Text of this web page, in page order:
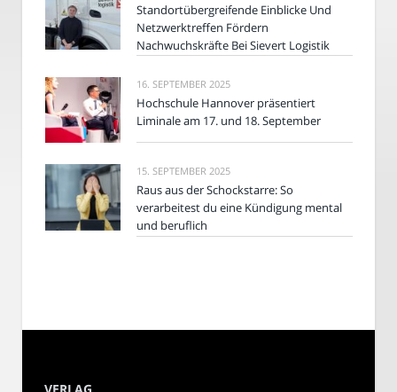
Standortübergreifende Einblicke Und
Netzwerktreffen Fördern
Nachwuchskräfte Bei Sievert Logistik
16. SEPTEMBER 2025
Hochschule Hannover präsentiert
Liminale am 17. und 18. September
15. SEPTEMBER 2025
Raus aus der Schockstarre: So
verarbeitest du eine Kündigung mental
und beruflich
VERLAG